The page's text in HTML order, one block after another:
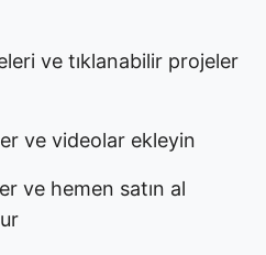
ve tıklanabilir projeler
ve videolar ekleyin
ve hemen satın al